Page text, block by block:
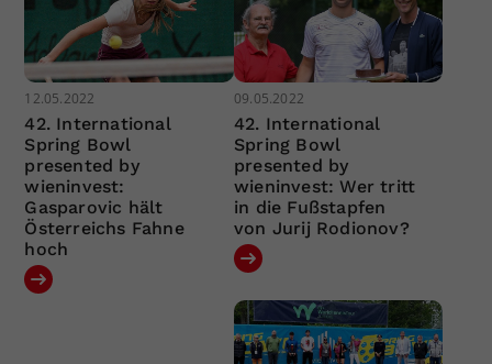
12.05.2022
42. International
Spring Bowl
presented by
wieninvest:
Gasparovic hält
Österreichs Fahne
hoch
09.05.2022
42. International
Spring Bowl
presented by
wieninvest: Wer tritt
in die Fußstapfen
von Jurij Rodionov?